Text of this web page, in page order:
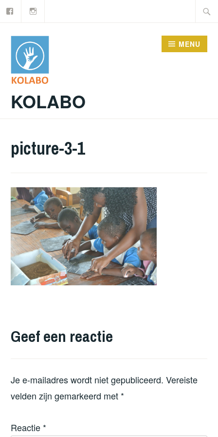
Doorgaan
inhoud
KOLABO
MENU
picture-3-1
Geef een reactie
Je e-mailadres wordt niet gepubliceerd. Vereiste
velden zijn gemarkeerd met *
Reactie *